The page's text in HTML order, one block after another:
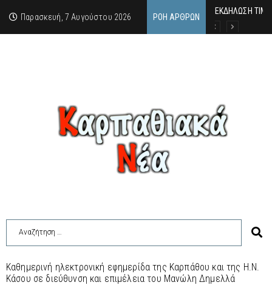
Παρασκευή, 7 Αυγούστου 2026 ΡΟΉ ΆΡΘΡΩΝ
ΕΚΔΗΛΩΣΗ
Κάθε
Οι δύο όψεις
Καθημερινή ηλεκτρονική εφημερίδα της Καρπάθου και της Η.Ν.
Κάσου σε διεύθυνση και επιμέλεια του Μανώλη Δημελλά